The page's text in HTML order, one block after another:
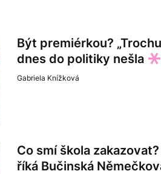
Být premiérkou?
dnes do politiky nešla
Gabriela Knížková
Co smí škola
říká Bučinská